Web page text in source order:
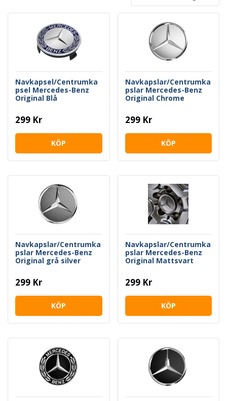
Navkapsel/Centrumka
psel Mercedes-Benz
Original Blå
299 Kr
KÖP
Navkapslar/Centrumka
pslar Mercedes-Benz
Original Chrome
299 Kr
KÖP
Navkapslar/Centrumka
pslar Mercedes-Benz
Original grå silver
299 Kr
KÖP
Navkapslar/Centrumka
pslar Mercedes-Benz
Original Mattsvart
299 Kr
KÖP